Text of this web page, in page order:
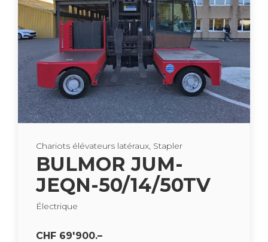
Cha­riots élé­va­teurs laté­raux, Sta­pler
BUL­MOR JUM-
JEQN-50/14/50TV
Élec­trique
CHF 69'900.–